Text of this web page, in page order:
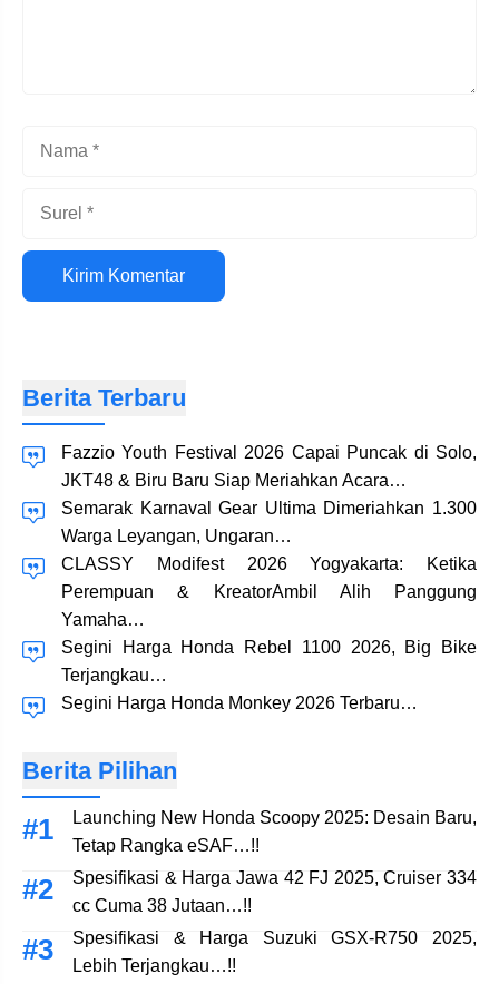
Situs
web
Berita Terbaru
Fazzio Youth Festival 2026 Capai Puncak di Solo,
JKT48 & Biru Baru Siap Meriahkan Acara…
Semarak Karnaval Gear Ultima Dimeriahkan 1.300
Warga Leyangan, Ungaran…
CLASSY Modifest 2026 Yogyakarta: Ketika
Perempuan & KreatorAmbil Alih Panggung
Yamaha…
Segini Harga Honda Rebel 1100 2026, Big Bike
Terjangkau…
Segini Harga Honda Monkey 2026 Terbaru…
Berita Pilihan
Launching New Honda Scoopy 2025: Desain Baru,
Tetap Rangka eSAF…!!
Spesifikasi & Harga Jawa 42 FJ 2025, Cruiser 334
cc Cuma 38 Jutaan…!!
Spesifikasi & Harga Suzuki GSX-R750 2025,
Lebih Terjangkau…!!